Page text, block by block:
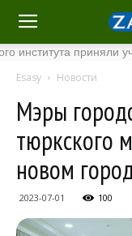
приняли
Esasy Новости
Мэры
тюркского
новом
2023-07-01 100